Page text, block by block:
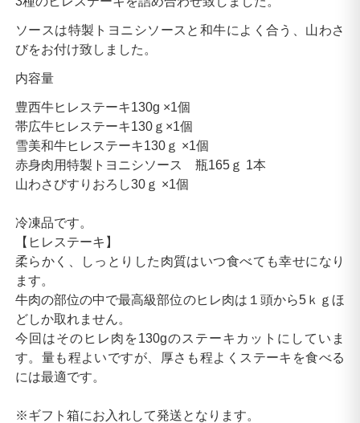
ソースは特製トヨニシソースと和牛によく合う、山わさ
びをお付け致しました。
内容量
豊西牛ヒレステーキ130g ×1個
帯広牛ヒレステーキ130ｇ ×1個
雪美和牛ヒレステーキ130ｇ ×1個
赤身肉用特製トヨニシソース 瓶165ｇ 1本
山わさびすりおろし30ｇ ×1個
冷凍品です。
【ヒレステーキ】
柔らかく、しっとりした肉質はいつ食べても幸せになり
ます。
牛肉の部位の中で最高級部位のヒレ肉は１頭から5ｋｇほ
どしか取れません。
今回はそのヒレ肉を130gのステーキカットにしていま
す。量も程よいですが、厚さも程よくステーキを食べる
には最適です。
※ギフト箱にお入れして発送となります。